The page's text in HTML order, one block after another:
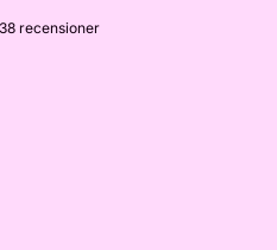
recensioner